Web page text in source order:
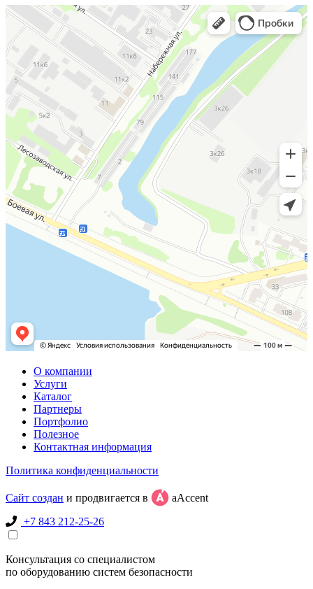
О компании
Услуги
Каталог
Партнеры
Портфолио
Полезное
Контактная информация
Политика конфиденциальности
Сайт создан и продвигается в
aAccent
+7 843 212-25-26
Консультация со специалистом
по оборудованию систем безопасности